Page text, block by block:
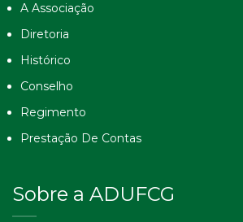
A Associação
Diretoria
Histórico
Conselho
Regimento
Prestação De Contas
Sobre a ADUFCG